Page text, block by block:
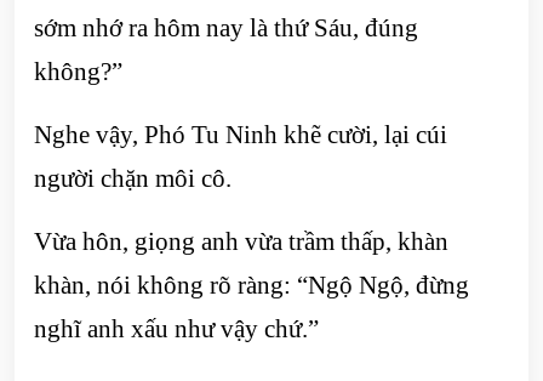
sớm nhớ ra hôm nay là thứ Sáu, đúng
không?”
Nghe vậy, Phó Tu Ninh khẽ cười, lại cúi
người chặn môi cô.
Vừa hôn, giọng anh vừa trầm thấp, khàn
khàn, nói không rõ ràng: “Ngộ Ngộ, đừng
nghĩ anh xấu như vậy chứ.”